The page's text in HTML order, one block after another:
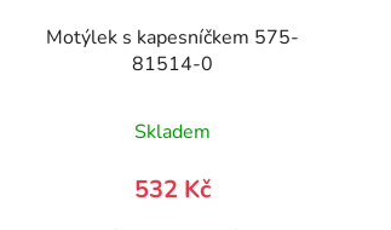
Motýlek s kapesníčkem 575-
81514-0
Skladem
532 Kč